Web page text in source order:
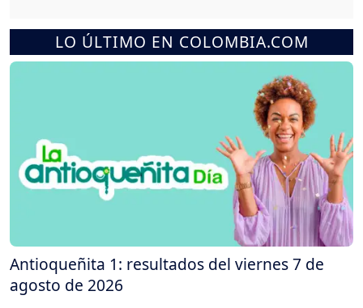
LO ÚLTIMO EN COLOMBIA.COM
Antioqueñita 1: resultados del viernes 7 de
agosto de 2026